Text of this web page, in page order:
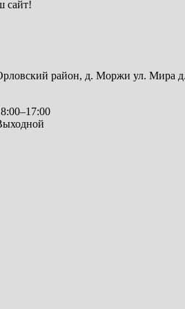
сайт!
район, д. Моржи ул. Мира